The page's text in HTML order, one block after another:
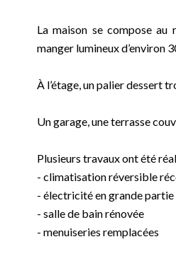
La maison se compose au
manger lumineux d’environ
À l’étage, un palier dessert
Un garage, une terrasse
Plusieurs travaux ont été
- climatisation réversible
- électricité en grande
- salle de bain rénovée
- menuiseries remplacées